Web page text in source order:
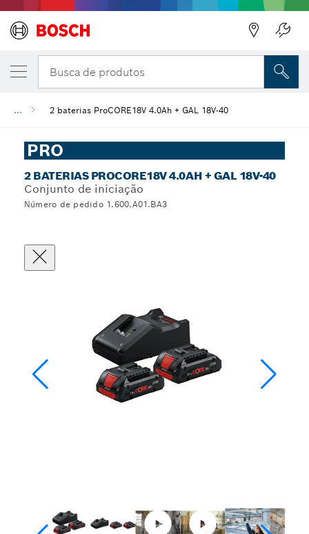
Busca de produtos
... 2 baterias ProCORE18V 4.0Ah + GAL 18V-40
PRO
2 BATERIAS PROCORE18V 4.0AH + GAL 18V-40
Conjunto de iniciação
Número de pedido 1.600.A01.BA3